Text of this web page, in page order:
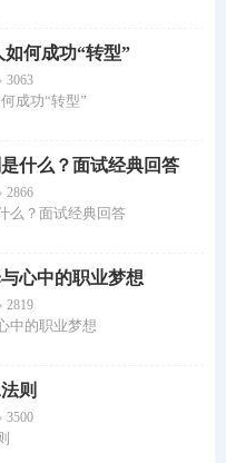
如何成功“转型”
3063
成功“转型”
什么？面试经典回答
2866
么？面试经典回答
心中的职业梦想
2819
中的职业梦想
则
3500